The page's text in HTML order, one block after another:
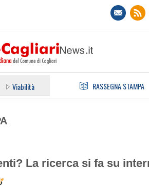
Viabilità RASSEGNA STAMPA
La ricerca si fa su